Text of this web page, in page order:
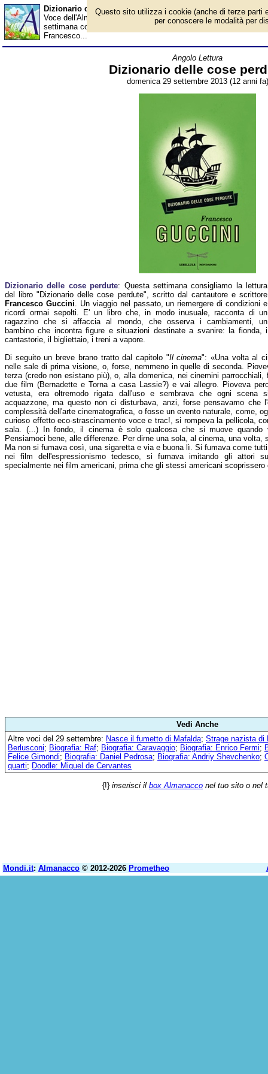
Dizionario delle cose perdute - Almanacco
Voce dell'Almanacco del 29 settembre, per la rubrica 'Angolo
settimana consigliamo la lettura del libro "Dizionario delle cose
Francesco...
Angolo Lettura
Dizionario delle cose
domenica 29 settembre 2013 (12 anni fa)
Dizionario delle cose perdute: Questa settimana consigliamo la lettura
del libro "Dizionario delle cose perdute", scritto dal cantautore e scrittore
Francesco Guccini. Un viaggio nel passato, un riemergere di condizioni e
ricordi ormai sepolti. E' un libro che, in modo inusuale, racconta di un
ragazzino che si affaccia al mondo, che osserva i cambiamenti, un
bambino che incontra figure e situazioni destinate a svanire: la fionda, i
cantastorie, il bigliettaio, i treni a vapore.
Di seguito un breve brano tratto dal capitolo "Il cinema": «Una volta al
nelle sale di prima visione, o, forse, nemmeno in quelle di seconda.
terza (credo non esistano più), o, alla domenica, nei cinemini
due film (Bernadette e Torna a casa Lassie?) e vai allegro. Pioveva
vetusta, era oltremodo rigata dall'uso e sembrava che ogni scena
acquazzone, ma questo non ci disturbava, anzi, forse pensavamo che
complessità dell'arte cinematografica, o fosse un evento naturale, come,
curioso effetto eco-strascinamento voce e trac!, si rompeva la pellicola,
sala. (...) In fondo, il cinema è solo qualcosa che si muove quando
Pensiamoci bene, alle differenze. Per dirne una sola, al cinema, una volta,
Ma non si fumava così, una sigaretta e via e buona lì. Si fumava come
nei film dell'espressionismo tedesco, si fumava imitando gli attori
specialmente nei film americani, prima che gli stessi americani scoprissero
Vedi Anche
Altre voci del 29 settembre: Nasce il fumetto di Mafalda; Strage nazista di
Berlusconi; Biografia: Raf; Biografia: Caravaggio; Biografia: Enrico Fermi;
Felice Gimondi; Biografia: Daniel Pedrosa; Biografia: Andriy Shevchenko;
quarti; Doodle: Miguel de Cervantes
{!} inserisci il box Almanacco nel tuo sito o nel
Mondi.it: Almanacco © 2012-2026 Prometheo
Questo sito utilizza i cookie (anche di terze parti
per conoscere le modalità per